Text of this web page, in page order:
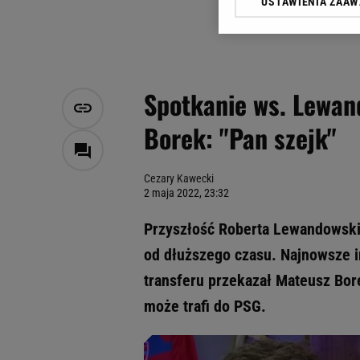
Spotkanie ws.
Borek: "Pan szejk"
Cezary Kawecki
2 maja 2022, 23:32
Przyszłość Roberta
od dłuższego czasu.
transferu przekazał Mateusz
może trafi do PSG.
Klikając „Akceptuję”
Zaufanych Partnerów i
My, nasi Zaufani
Użycie dokładnych
Przechowywanie